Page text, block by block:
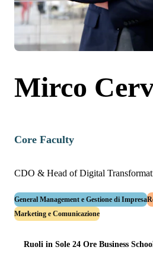
Mirco
Core Faculty
CDO & Head of Digital
General Management e Gestione di Impresa
Marketing e Comunicazione
Ruoli in Sole 24 Ore Business